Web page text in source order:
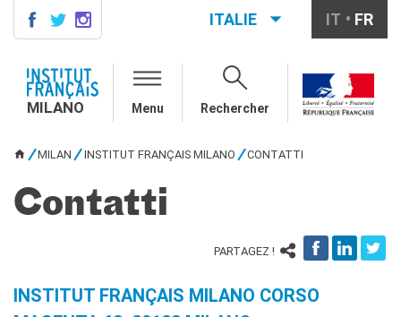
AGENDA
CONTACTS
Cours quadrimestriels et
annuels de français
adolescents
Cours privés sur mesure
ITALIE IT FR
MILANO Menu Rechercher
MILAN INSTITUT FRANÇAIS MILANO CONTATTI
Contatti
PARTAGEZ !
INSTITUT FRANÇAIS MILANO CORSO